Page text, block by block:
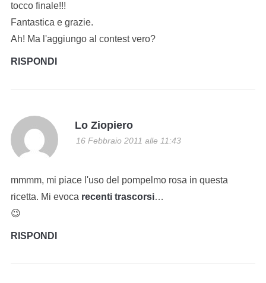
tocco finale!!!
Fantastica e grazie.
Ah! Ma l'aggiungo al contest vero?
RISPONDI
Lo Ziopiero
16 Febbraio 2011 alle 11:43
mmmm, mi piace l'uso del pompelmo rosa in questa
ricetta. Mi evoca recenti trascorsi…
😉
RISPONDI